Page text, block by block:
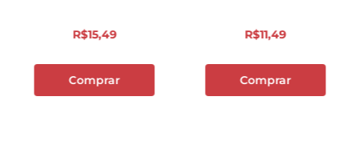
R$15,49
Comprar
R$11,49
Comprar